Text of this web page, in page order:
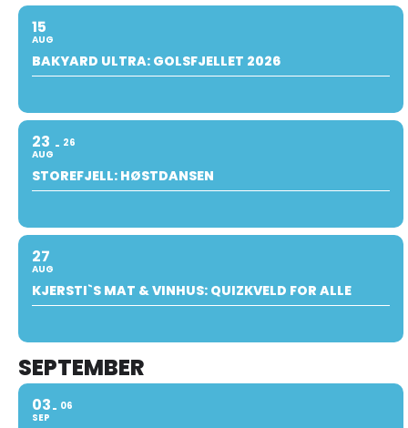
15
AUG
BAKYARD ULTRA: GOLSFJELLET 2026
23
AUG
26
STOREFJELL: HØSTDANSEN
27
AUG
KJERSTI`S MAT & VINHUS: QUIZKVELD FOR ALLE
SEPTEMBER
03
SEP
06